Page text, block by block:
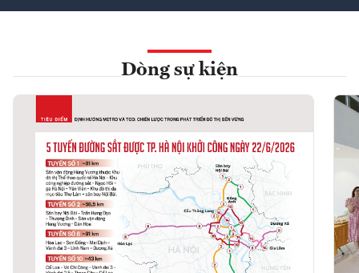
Dòng sự kiện